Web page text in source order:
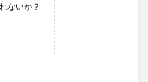
ないか？